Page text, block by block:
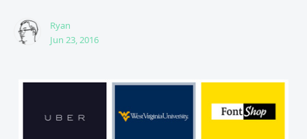
Ryan
Jun 23, 2016